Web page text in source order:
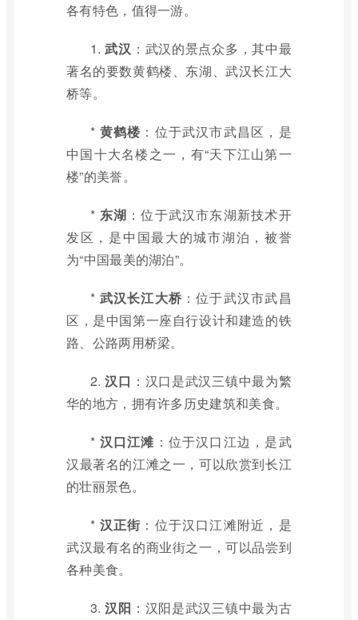
各有特色，值得一游。
1.武汉 ：武汉的景点众多，其中最
著名的要数黄鹤楼、东湖、武汉长江大
桥等。
* 黄鹤楼 ：位于武汉市武昌区，是
中国十大名楼之一，有“天下江山第一
楼”的美誉。
* 东湖 ：位于武汉市东湖新技术开
发区，是中国最大的城市湖泊，被誉
为“中国最美的湖泊”。
* 武汉长江大桥 ：位于武汉市武昌
区，是中国第一座自行设计和建造的铁
路、公路两用桥梁。
2.汉口 ：汉口是武汉三镇中最为繁
华的地方，拥有许多历史建筑和美食。
* 汉口江滩 ：位于汉口江边，是武
汉最著名的江滩之一，可以欣赏到长江
的壮丽景色。
* 汉正街 ：位于汉口江滩附近，是
武汉最有名的商业街之一，可以品尝到
各种美食。
3.汉阳 ：汉阳是武汉三镇中最为古